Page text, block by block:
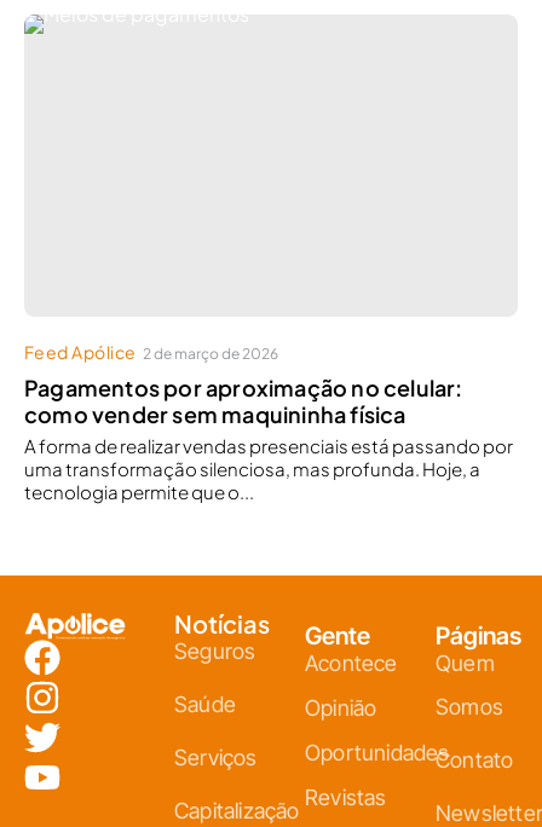
Feed Apólice 2 de março de 2026
Pagamentos por aproximação no celular:
como vender sem maquininha física
A forma de realizar vendas presenciais está passando por
uma transformação silenciosa, mas profunda. Hoje, a
tecnologia permite que o...
Notícias
Seguros
Saúde
Serviços
Capitalização
Gente
Acontece
Opinião
Oportunidades
Revistas
Páginas
Quem
Somos
Contato
Newsletter